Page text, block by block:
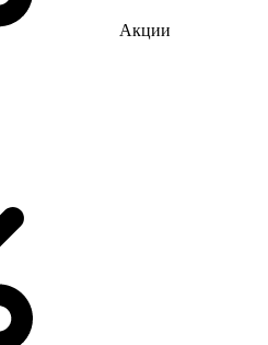
Акции